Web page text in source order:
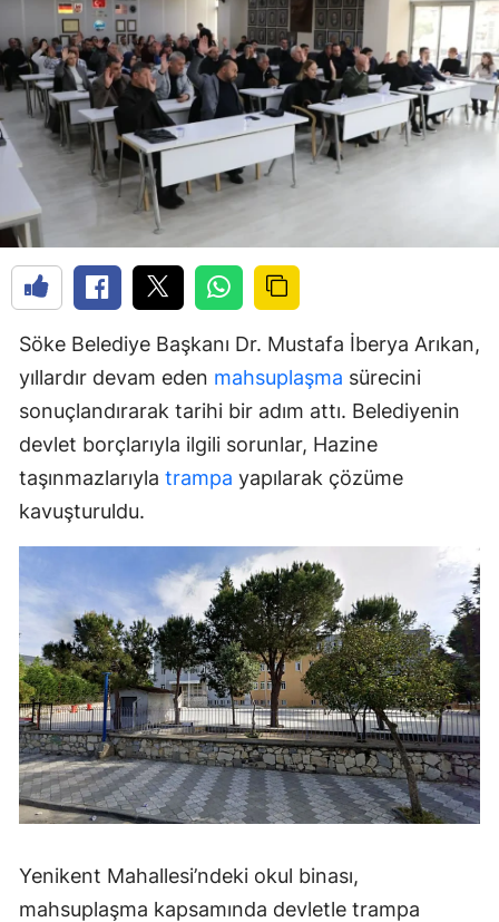
Söke Belediye Başkanı Dr. Mustafa İberya Arıkan,
yıllardır devam eden mahsuplaşma sürecini
sonuçlandırarak tarihi bir adım attı. Belediyenin
devlet borçlarıyla ilgili sorunlar, Hazine
taşınmazlarıyla trampa yapılarak çözüme
kavuşturuldu.
Yenikent Mahallesi’ndeki okul binası,
mahsuplaşma kapsamında devletle trampa